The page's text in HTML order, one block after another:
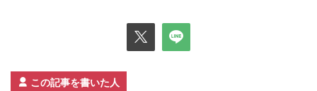
この記事を書いた人